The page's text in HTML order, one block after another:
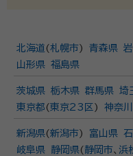
北海道 (札幌市) 青森県
山形県 福島県
茨城県 栃木県 群馬県 埼
東京都 ( 東京23区 ) 神奈
新潟県(新潟市) 富山県
岐阜県
静岡県( 静岡市、 浜